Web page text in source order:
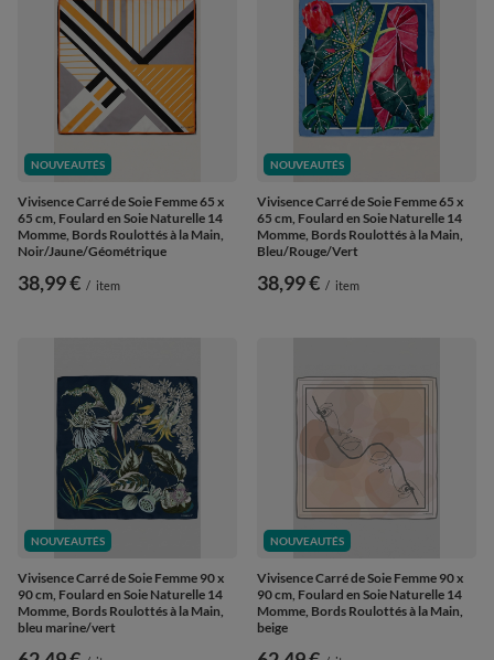
NOUVEAUTÉS
Vivisence Carré de Soie Femme 65 x
65 cm, Foulard en Soie Naturelle 14
Momme, Bords Roulottés à la Main,
Noir/Jaune/Géométrique
38,99 € / item
NOUVEAUTÉS
Vivisence Carré de Soie Femme 65 x
65 cm, Foulard en Soie Naturelle 14
Momme, Bords Roulottés à la Main,
Bleu/Rouge/Vert
38,99 € / item
NOUVEAUTÉS
Vivisence Carré de Soie Femme 90 x
90 cm, Foulard en Soie Naturelle 14
Momme, Bords Roulottés à la Main,
bleu marine/vert
NOUVEAUTÉS
Vivisence Carré de Soie Femme 90 x
90 cm, Foulard en Soie Naturelle 14
Momme, Bords Roulottés à la Main,
beige